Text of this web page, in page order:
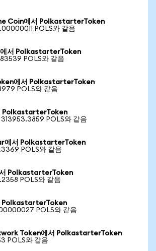
Coin에서 PolkastarterToken
POLS와 같음
서 PolkastarterToken
POLS와 같음
에서 PolkastarterToken
POLS와 같음
PolkastarterToken
313953.3859 POLS와 같음
에서 PolkastarterToken
POLS와 같음
PolkastarterToken
POLS와 같음
PolkastarterToken
POLS와 같음
Token에서 PolkastarterToken
POLS와 같음